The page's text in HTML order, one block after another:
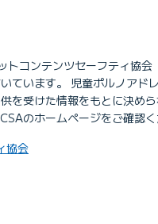
コンテンツセーフティ協会
ています。 児童ポルノアド
を受けた情報をもとに決め
のホームページをご確認く
協会